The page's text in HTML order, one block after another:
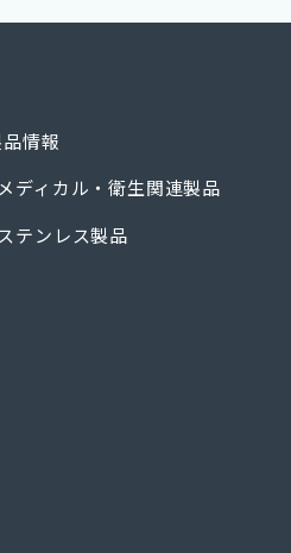
情報
メディカル・衛生関連製品
ステンレス製品
式会社